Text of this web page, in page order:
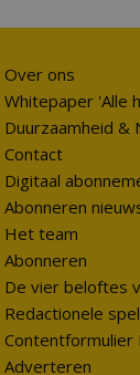
Over ons
Whitepaper 'Alle
Duurzaamheid &
Contact
Digitaal
Abonneren
Het team
Abonneren
De vier beloftes
Redactionele
Contentformulier
Adverteren